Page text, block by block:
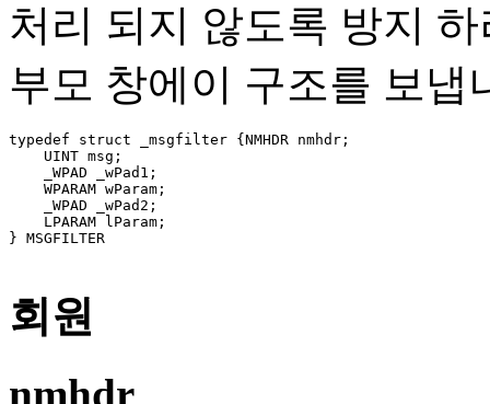
처리 되지 않도록 방지
부모 창에이 구조를 보냅
typedef struct _msgfilter {NMHDR nmhdr;
    UINT msg;
    _WPAD _wPad1;
    WPARAM wParam;
    _WPAD _wPad2;
    LPARAM lParam;
} MSGFILTER
회원
nmhdr